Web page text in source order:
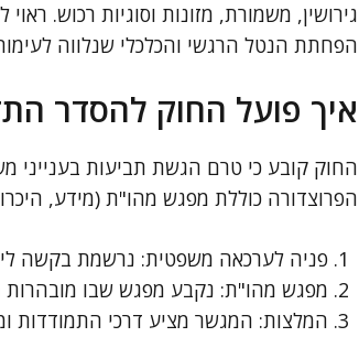
גירושין, משמורת, מזונות וסוגיות רכוש.
הפחתת הנטל הרגשי והכלכלי שנלווה
איך פועל החוק להסדר
החוק קובע כי טרם הגשת תביעות בענייני
הפרוצדורה כוללת מפגש מהו"ת (מידע,
פניה לערכאה משפטית: נרשמת בקשה
מפגש מהו"ת: נקבע מפגש שבו מובהרות
המלצות: המגשר מציע דרכי התמודדות